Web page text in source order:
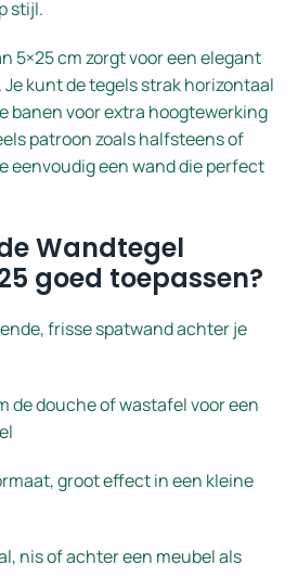
stijl.
5×25 cm zorgt voor een elegant
kunt de tegels strak horizontaal
banen voor extra hoogtewerking
patroon zoals halfsteens of
eenvoudig een wand die perfect
Wandtegel
goed toepassen?
frisse spatwand achter je
de douche of wastafel voor een
groot effect in een kleine
nis of achter een meubel als